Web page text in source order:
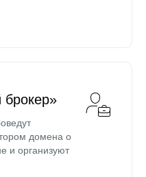
домена о
и организуют